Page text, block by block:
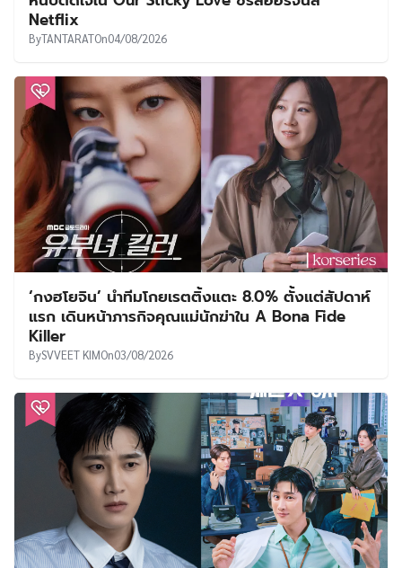
Netflix
ByTANTARATOn04/08/2026
‘กงฮโยจิน’ นำทีมโกยเรตติ้งแตะ 8.0% ตั้งแต่สัปดาห์
แรก เดินหน้าภารกิจคุณแม่นักฆ่าใน A Bona Fide
Killer
BySVVEET KIMOn03/08/2026